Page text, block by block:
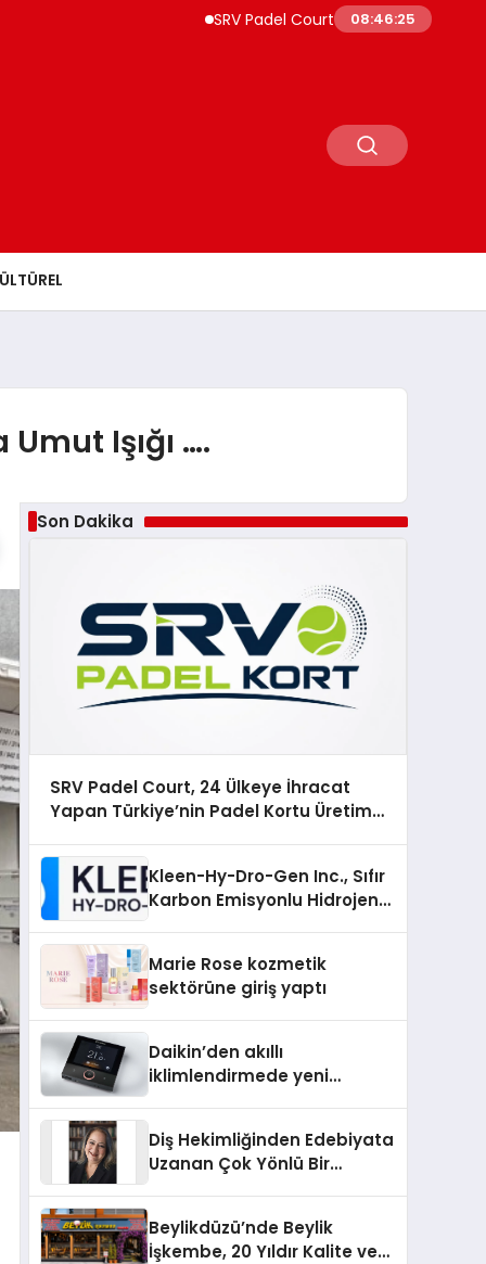
SRV Padel Court, 24 Ülkeye İhracat Yapan
08:46:27
Işığı ….
Son Dakika
SRV Padel Court, 24 Ülkeye İhracat
Yapan Türkiye’nin Padel Kortu Üretim
Kleen-Hy-Dro-Gen Inc., Sıfır
Karbon Emisyonlu Hidrojen
Aldı
Marie Rose kozmetik
sektörüne giriş yaptı
Daikin’den akıllı
iklimlendirmede yeni
Diş Hekimliğinden Edebiyata
Uzanan Çok Yönlü Bir
Beylikdüzü’nde Beylik
İşkembe, 20 Yıldır Kalite ve